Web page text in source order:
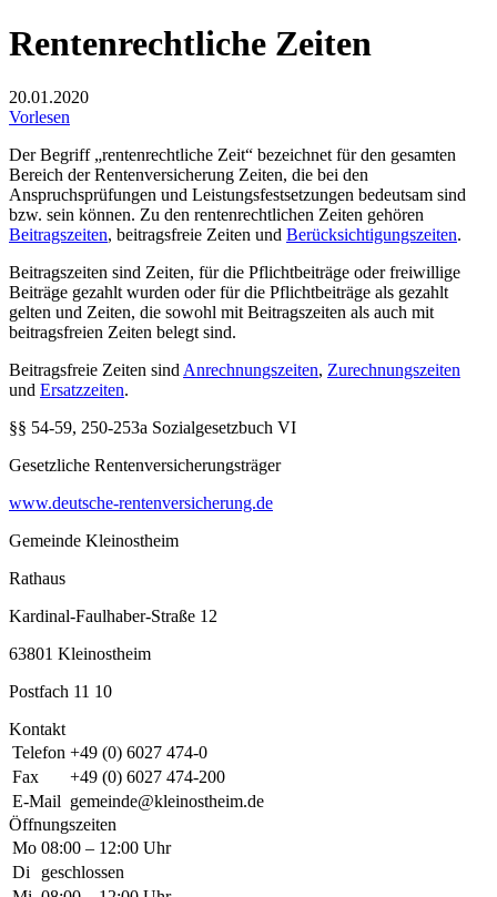
Rentenrechtliche Zeiten
20.01.2020
Vorlesen
Der Begriff „rentenrechtliche Zeit“ bezeichnet für den gesamten
Bereich der Rentenversicherung Zeiten, die bei den
Anspruchsprüfungen und Leistungsfestsetzungen bedeutsam sind
bzw. sein können. Zu den rentenrechtlichen Zeiten gehören
Beitragszeiten, beitragsfreie Zeiten und Berücksichtigungszeiten.
Beitragszeiten sind Zeiten, für die Pflichtbeiträge oder freiwillige
Beiträge gezahlt wurden oder für die Pflichtbeiträge als gezahlt
gelten und Zeiten, die sowohl mit Beitragszeiten als auch mit
beitragsfreien Zeiten belegt sind.
Beitragsfreie Zeiten sindAnrechnungszeiten, Zurechnungszeiten
und Ersatzzeiten.
§§ 54-59, 250-253a Sozialgesetzbuch VI
Gesetzliche Rentenversicherungsträger
www.deutsche-rentenversicherung.de
Gemeinde Kleinostheim
Rathaus
Kardinal-Faulhaber-Straße 12
63801 Kleinostheim
Postfach 11 10
Kontakt
Telefon +49 (0) 6027 474-0
Fax
+49 (0) 6027 474-200
E-Mail gemeinde@kleinostheim.de
Öffnungszeiten
Mo 08:00 – 12:00 Uhr
Di
geschlossen